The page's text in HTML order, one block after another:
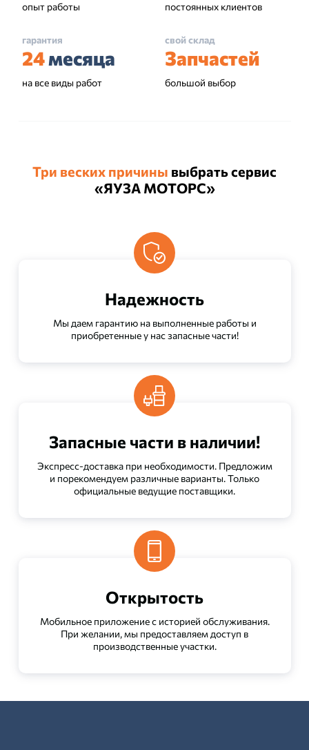
опыт работы постоянных клиентов
гарантия
24месяца
на все виды работ
свой склад
Запчастей
большой выбор
Три веских причины выбрать сервис
«ЯУЗА МОТОРС»
Надежность
Мы даем гарантию на выполненные работы и
приобретенные у нас запасные части!
Запасные части в наличии!
Экспресс-доставка при необходимости. Предложим
и порекомендуем различные варианты. Только
официальные ведущие поставщики.
Открытость
Мобильное приложение с историей обслуживания.
При желании, мы предоставляем доступ в
производственные участки.